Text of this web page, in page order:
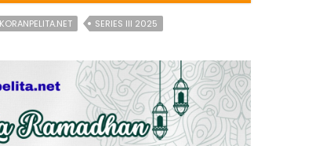
KORANPELITA.NET SERIES III 2025